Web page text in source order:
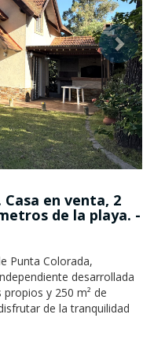
next
en venta, 2
de la playa. -
Punta Colorada,
desarrollada
y 250 m² de
de la tranquilidad